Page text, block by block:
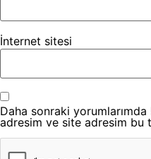
İnternet sitesi
Daha sonraki yorumlarımda
adresim ve site adresim bu